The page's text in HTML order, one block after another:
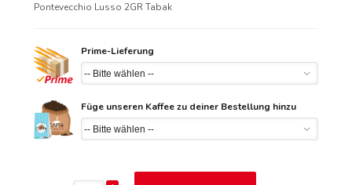
Pontevecchio Lusso 2GR Tabak
Prime-Lieferung
Füge unseren Kaffee zu deiner Bestellung hinzu